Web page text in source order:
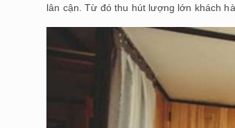
lân cận. Từ đó thu hút lượng lớn khách